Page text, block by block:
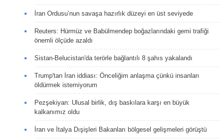
İran Ordusu’nun savaşa hazırlık düzeyi en üst seviyede
Reuters: Hürmüz ve Babülmendep boğazlarındaki gemi trafiği
önemli ölçüde azaldı
Sistan-Belucistan'da terörle bağlantılı 8 şahıs yakalandı
Trump'tan İran iddiası: Önceliğim anlaşma çünkü insanları
öldürmek istemiyorum
Pezşekiyan: Ulusal birlik, dış baskılara karşı en büyük
kalkanımız oldu
İran ve İtalya Dışişleri Bakanları bölgesel gelişmeleri görüştü